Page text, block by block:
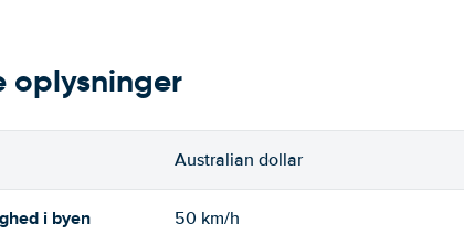
oplysninger
Australian dollar
i byen 50 km/h